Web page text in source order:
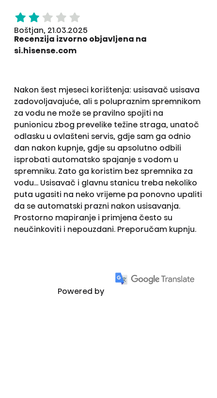
Boštjan, 21.03.2025
Recenzija izvorno objavljena na
si.hisense.com
Nakon šest mjeseci korištenja: usisavač usisava
zadovoljavajuće, ali s polupraznim spremnikom
za vodu ne može se pravilno spojiti na
punionicu zbog prevelike težine straga, unatoč
odlasku u ovlašteni servis, gdje sam ga odnio
dan nakon kupnje, gdje su apsolutno odbili
isprobati automatsko spajanje s vodom u
spremniku. Zato ga koristim bez spremnika za
vodu... Usisavač i glavnu stanicu treba nekoliko
puta ugasiti na neko vrijeme pa ponovno upaliti
da se automatski prazni nakon usisavanja.
Prostorno mapiranje i primjena često su
neučinkoviti i nepouzdani. Preporučam kupnju.
Powered by